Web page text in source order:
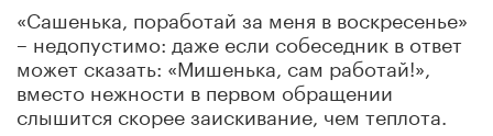
«Сашенька, поработай за меня в воскресенье»
– недопустимо: даже если собеседник в ответ
может сказать: «Мишенька, сам работай!»,
вместо нежности в первом обращении
слышится скорее заискивание, чем теплота.